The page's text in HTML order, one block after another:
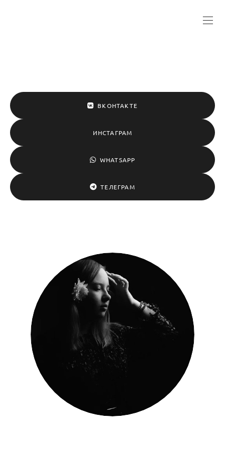
ВКОНТАКТЕ
ИНСТАГРАМ
WHATSAPP
ТЕЛЕГРАМ